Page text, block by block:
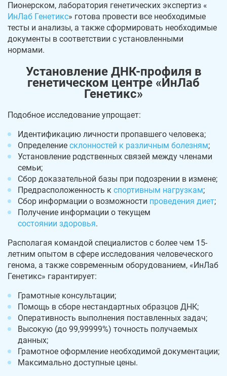
Пионерском, лаборатория генетических экспертиз «
ИнЛаб Генетикс» готова провести все необходимые
тесты и анализы, а также сформировать необходимые
документы в соответствии с установленными
нормами.
Установление ДНК-профиля в
генетическом центре «ИнЛаб
Генетикс»
Подобное исследование упрощает:
Идентификацию личности пропавшего человека;
Определение склонностей к различным болезням;
Установление родственных связей между членами
семьи;
Сбор доказательной базы при подозрении в измене;
Предрасположенность к спортивным нагрузкам;
Сбор информации о возможности проведения диет;
Получение информации о текущем
состоянии здоровья.
Располагая командой специалистов с более чем 15-
летним опытом в сфере исследования человеческого
генома, а также современным оборудованием, «ИнЛаб
Генетикс» гарантирует:
Грамотные консультации;
Помощь в сборе нестандартных образцов ДНК;
Оперативность выполнения поставленных задач;
Высокую (до 99,99999%) точность получаемых
данных;
Грамотное оформление необходимой документации;
Максимально доступные цены.